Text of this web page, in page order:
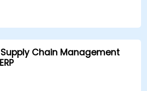
Professional) genom riktat
övningsprov och
och bästa praxis för
försörjningskedjan i verkliga
att förbättra den operativa
Supply Chain Management